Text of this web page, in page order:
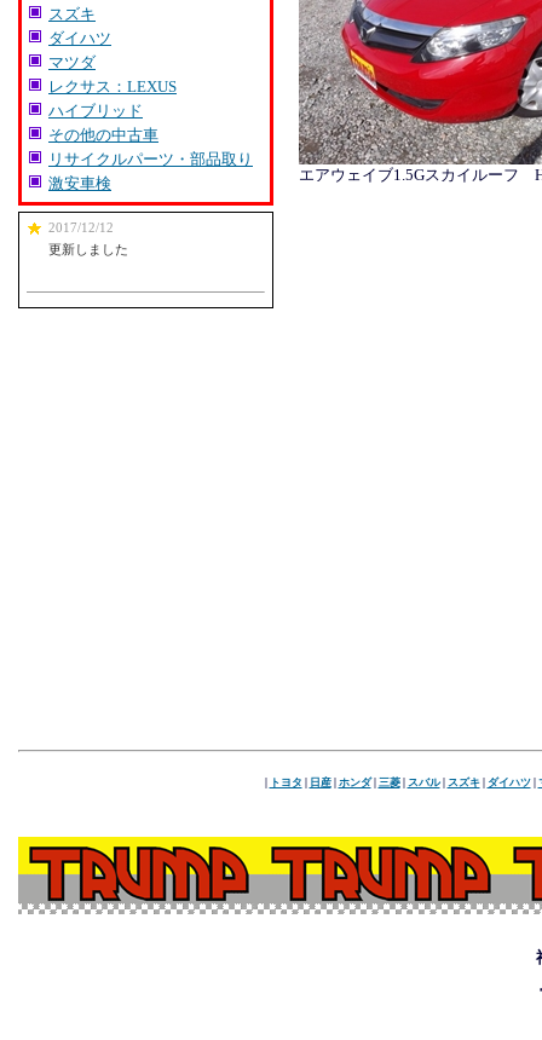
スズキ
ダイハツ
マツダ
レクサス：LEXUS
ハイブリッド
その他の中古車
リサイクルパーツ・部品取り
激安車検
2017/12/12
更新しました
エアウェイブ1.5Gスカイルーフ
トヨタ 日産| ホンダ| 三菱| スバル| スズキ| ダイハツ|